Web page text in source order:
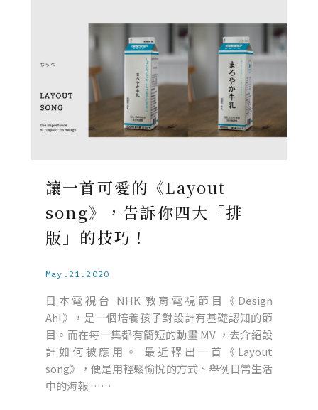
讓一首可愛的《Layout
song》，告訴你四大「排
版」的技巧！
May.21.2020
日本電視台 NHK 教育電視節目《Design
Ah!》，是一個培養孩子對設計有基礎認知的節
目。而在每一集都有簡短的動畫 MV ，去介紹設
計如何被應用。 最近釋出一首《Layout
song》，便是用輕鬆愉悅的方式、舉例日常生活
中的海報 ……